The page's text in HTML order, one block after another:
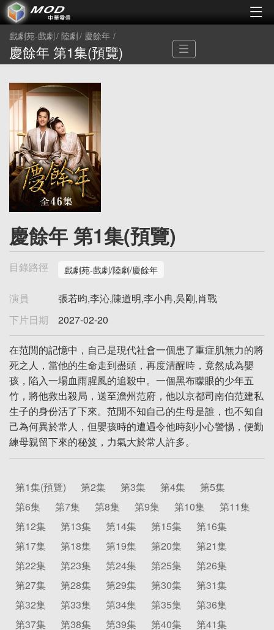
戲劇苑-戲劇 陸劇 慶餘年
慶餘年 第1集(預覽)
慶餘年 第1集(預覽)
目錄路徑 戲劇苑-戲劇/陸劇/慶餘年
演員
張若昀,李沁,陳道明,李小冉,吳剛,肖戰
下片日期
2027-02-20
在范閒的記憶中，自己是現代社會一個患了重症肌無力的將
死之人，當他的生命走到盡頭，再度清醒時，竟然成為嬰
孩，陷入一場血雨腥風的追殺中。一個黑布矇眼的少年五
竹，將他救出殺局，送至澹州范府，他以京都司南伯范建私
生子的身份活了下來。范閒不知自己的生母是誰，也不知自
己為何異於常人，但嬰孩時的遭遇令他時刻小心警惕，便勤
練母親留下來的秘笈，力氣大於常人許多。
第1集(預覽) 第2集 第3集 第4集
第5集
第6集
第7集 第8集 第9集 第10集
第11集
第12集
第13集 第14集 第15集
第16集
第17集
第18集 第19集 第20集
第21集
第22集
第23集 第24集 第25集
第26集
第27集
第28集 第29集 第30集
第31集
第32集
第33集 第34集 第35集
第36集
第37集
第38集 第39集 第40集
第41集